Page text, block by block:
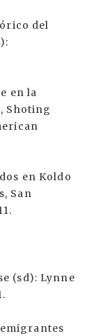
del
en la
Shoting
en Koldo
San
(sd): Lynne